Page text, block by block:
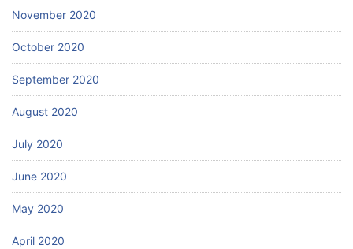
November 2020
October 2020
September 2020
August 2020
July 2020
June 2020
May 2020
April 2020